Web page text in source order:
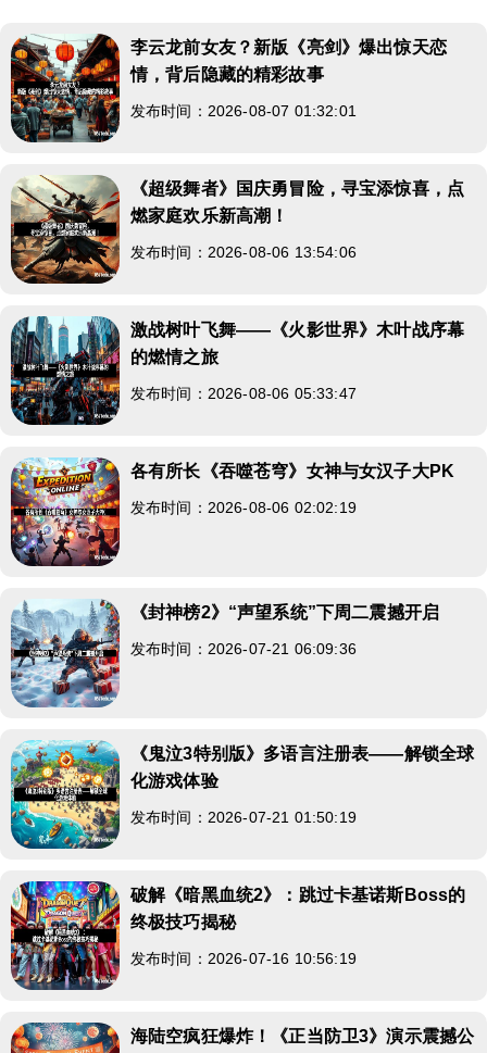
李云龙前女友？新版《亮剑》爆出惊天恋
情，背后隐藏的精彩故事
发布时间：2026-08-07 01:32:01
《超级舞者》国庆勇冒险，寻宝添惊喜，点
燃家庭欢乐新高潮！
发布时间：2026-08-06 13:54:06
激战树叶飞舞——《火影世界》木叶战序幕
的燃情之旅
发布时间：2026-08-06 05:33:47
各有所长《吞噬苍穹》女神与女汉子大PK
发布时间：2026-08-06 02:02:19
《封神榜2》“声望系统”下周二震撼开启
发布时间：2026-07-21 06:09:36
《鬼泣3特别版》多语言注册表——解锁全球
化游戏体验
发布时间：2026-07-21 01:50:19
破解《暗黑血统2》：跳过卡基诺斯Boss的
终极技巧揭秘
发布时间：2026-07-16 10:56:19
海陆空疯狂爆炸！《正当防卫3》演示震撼公